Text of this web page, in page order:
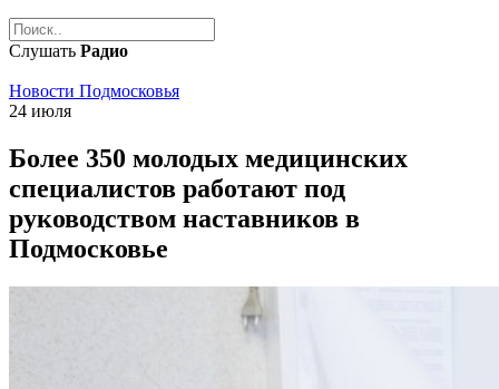
Слушать Радио
Новости Подмосковья
24 июля
Более 350 молодых медицинских
специалистов работают под
руководством наставников в
Подмосковье